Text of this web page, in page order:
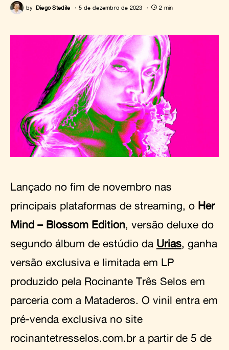
by Diego Stedile 5 de dezembro de 2023 2 min
Lançado no fim de novembro nas
principais plataformas de streaming, o Her
Mind – Blossom Edition, versão deluxe do
segundo álbum de estúdio da Urias, ganha
versão exclusiva e limitada em LP
produzido pela Rocinante Três Selos em
parceria com a Mataderos. O vinil entra em
pré-venda exclusiva no site
rocinantetresselos.com.br a partir de 5 de